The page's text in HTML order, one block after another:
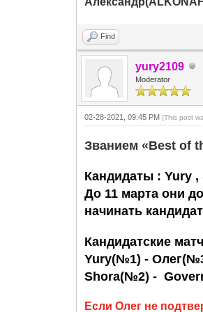
Find
yury2109
Moderator
02-28-2021, 09:45 PM(This post
Званием «Best of
Кандидаты : Yury ,
До 11 марта они
начинать
Кандидатские
Yury(№1) -
Shora(№2) -
Если Олег не